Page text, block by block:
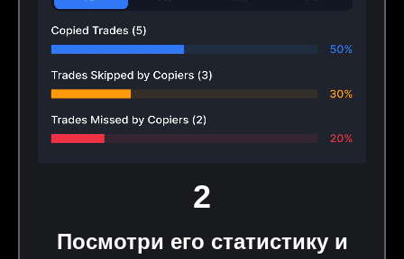
2
Посмотри его статистику и